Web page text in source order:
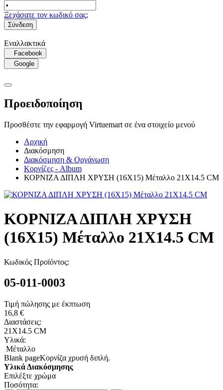
Ξεχάσατε τον κωδικό σας;
Σύνδεση
Εναλλακτικά
Facebook
Google
Προειδοποίηση
Προσθέστε την εφαρμογή Virtuemart σε ένα στοιχείο μενού
Αρχική
Διακόσμηση
Διακόσμηση & Οργάνωση
Κορνίζες - Album
ΚΟΡΝΙΖΑ ΔΙΠΛΗ ΧΡΥΣΗ (16Χ15) Μέταλλο 21Χ14.5 CM
ΚΟΡΝΙΖΑ ΔΙΠΛΗ ΧΡΥΣΗ
(16Χ15) Μέταλλο 21Χ14.5 CM
Κωδικός Προϊόντος:
05-011-0003
Τιμή πώλησης με έκπτωση
16,8 €
Διαστάσεις:
21Χ14.5 CM
Υλικά:
Μέταλλο
Blank pageΚορνίζα χρυσή διπλή.
Υλικά Διακόσμησης
Επιλέξτε χρώμα
Ποσότητα: